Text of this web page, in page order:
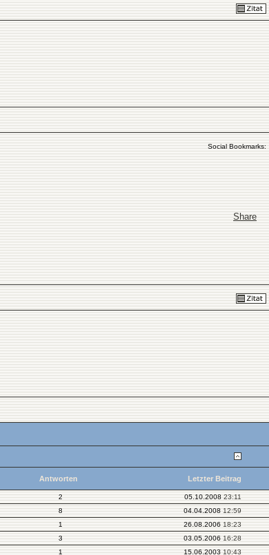
Social Bookmarks:
Share
Antworten Letzter Beitrag
2 05.10.2008 23:11
8 04.04.2008 12:59
1 26.08.2006 18:23
3 03.05.2006 16:28
1 15.06.2003 10:43